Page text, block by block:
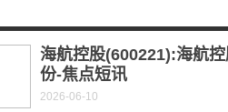
海航控股(600221):海航
份-焦点短讯
2026-06-10